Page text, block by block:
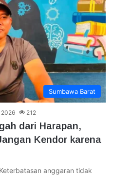
Sumbawa Barat
212
dari Harapan,
Kendor karena
anggaran tidak